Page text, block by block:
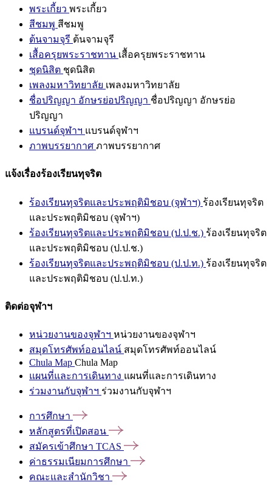
พระเกี้ยว พระเกี้ยว
สีชมพู สีชมพู
ต้นจามจุรี ต้นจามจุรี
เสื้อครุยพระราชทาน เสื้อครุยพระราชทาน
ชุดนิสิต ชุดนิสิต
เพลงมหาวิทยาลัย เพลงมหาวิทยาลัย
ชื่อปริญญา อักษรย่อปริญญา ชื่อปริญญา อักษรย่อ
ปริญญา
แบรนด์จุฬาฯ แบรนด์จุฬาฯ
ภาพบรรยากาศ ภาพบรรยากาศ
แจ้งเรื่องร้องเรียนทุจริต
ร้องเรียนทุจริตและประพฤติมิชอบ (จุฬาฯ) ร้องเรียนทุจริต
และประพฤติมิชอบ (จุฬาฯ)
ร้องเรียนทุจริตและประพฤติมิชอบ (ป.ป.ช.) ร้องเรียนทุจริต
และประพฤติมิชอบ (ป.ป.ช.)
ร้องเรียนทุจริตและประพฤติมิชอบ (ป.ป.ท.) ร้องเรียนทุจริต
และประพฤติมิชอบ (ป.ป.ท.)
ติดต่อจุฬาฯ
หน่วยงานของจุฬาฯ หน่วยงานของจุฬาฯ
สมุดโทรศัพท์ออนไลน์ สมุดโทรศัพท์ออนไลน์
Chula Map Chula Map
แผนที่และการเดินทาง แผนที่และการเดินทาง
ร่วมงานกับจุฬาฯ ร่วมงานกับจุฬาฯ
การศึกษา
หลักสูตรที่เปิดสอน
สมัครเข้าศึกษา TCAS
ค่าธรรมเนียมการศึกษา
คณะและสำนักวิชา